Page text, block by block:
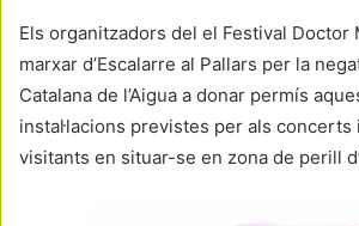
Els organitzadors del el Festival Doctor
marxar d’Escalarre al Pallars per la
Catalana de l’Aigua a donar permís
instal·lacions previstes per als concerts
visitants en situar-se en zona de perill